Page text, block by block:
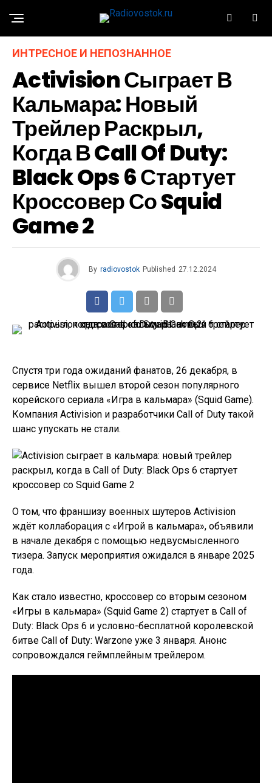
ИНТРЕСНОЕ И НЕПОЗНАННОЕ
Activision Сыграет В
Кальмара: Новый
Трейлер Раскрыл,
Когда В Call Of Duty:
Black Ops 6 Стартует
Кроссовер Со Squid
Game 2
By radiovostok Published 27.12.2024
Спустя три года ожиданий фанатов, 26 декабря, в
сервисе Netflix вышел второй сезон популярного
корейского сериала «Игра в кальмара» (Squid Game).
Компания Activision и разработчики Call of Duty такой
шанс упускать не стали.
О том, что франшизу военных шутеров Activision
ждёт коллаборация с «Игрой в кальмара», объявили
в начале декабря с помощью недвусмысленного
тизера. Запуск мероприятия ожидался в январе 2025
года.
Как стало известно, кроссовер со вторым сезоном
«Игры в кальмара» (Squid Game 2) стартует в Call of
Duty: Black Ops 6 и условно-бесплатной королевской
битве Call of Duty: Warzone уже 3 января. Анонс
сопровождался геймплейным трейлером.